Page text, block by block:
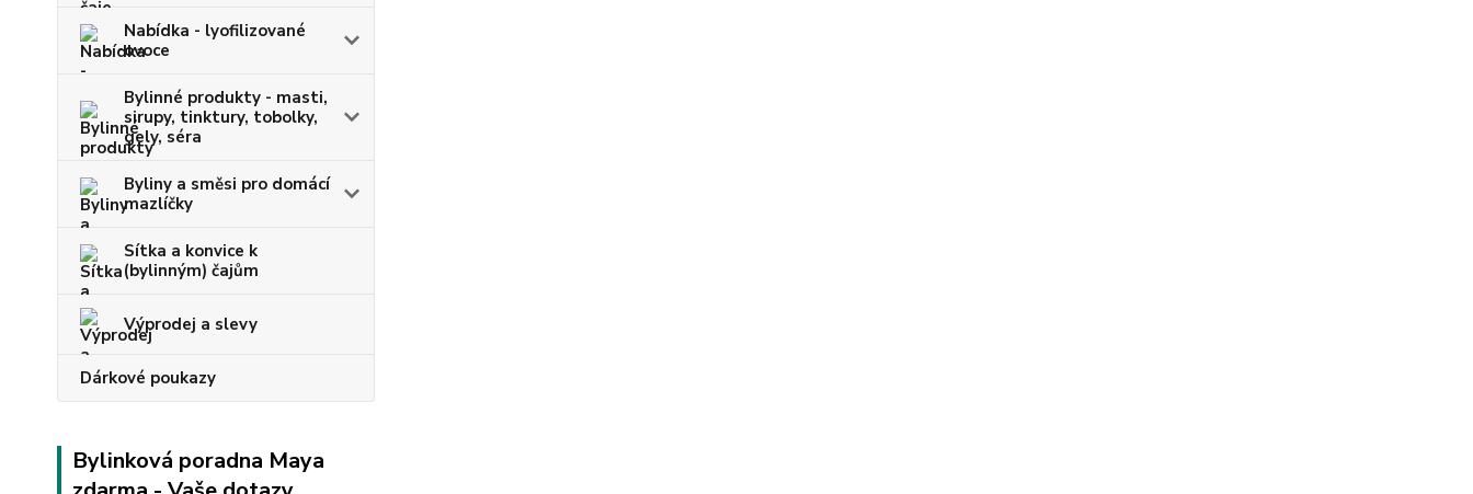
Nabídka - lyofilizované
ovoce
Bylinné produkty - masti,
sirupy, tinktury, tobolky,
gely, séra
Byliny a směsi pro domácí
mazlíčky
Sítka a konvice k
(bylinným) čajům
Výprodej a slevy
Dárkové poukazy
Bylinková poradna Maya